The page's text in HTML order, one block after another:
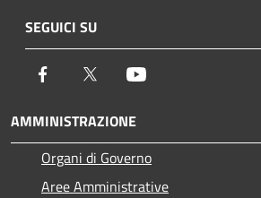
SEGUICI SU
Facebook Twitter
AMMINISTRAZIONE
Organi di Governo
Aree Amministrative